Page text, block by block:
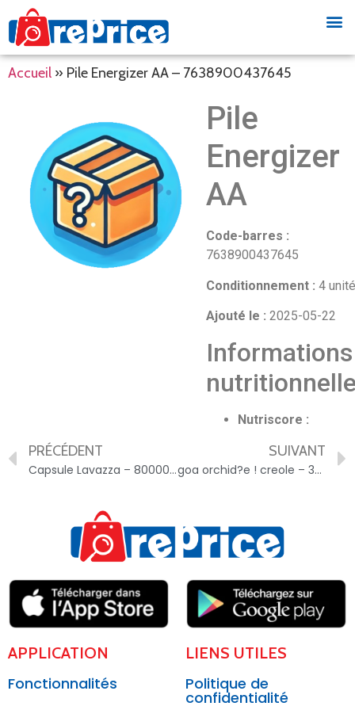
Accueil » Pile Energizer AA – 7638900437645
Pile
Energizer
AA
Code-barres :
7638900437645
Conditionnement : 4 unité
Ajouté le : 2025-05-22
Informations
Nutriscore :
PRÉCÉDENT
Capsule Lavazza – 8000070053625
SUIVANT
goa orchid?e ! creole – 3583090234298
APPLICATION
Fonctionnalités
LIENS UTILES
Politique de
confidentialité